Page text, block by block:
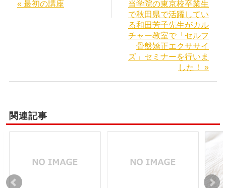
« 最初の講座
当学院の東京校卒業生
で秋田県で活躍してい
る和田芳子先生がカル
チャー教室で「セルフ
骨盤矯正エクササイ
ズ」セミナーを行いま
した！ »
関連記事